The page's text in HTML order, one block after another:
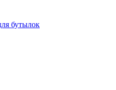
бутылок